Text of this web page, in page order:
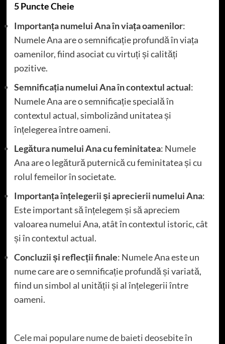
5 Puncte Cheie
Importanța numelui Ana în viața oamenilor:
Numele Ana are o semnificație profundă în viața
oamenilor, fiind asociat cu virtuți și calități
pozitive.
Semnificația numelui Ana în contextul actual:
Numele Ana are o semnificație specială în
contextul actual, simbolizând unitatea și
înțelegerea între oameni.
Legătura numelui Ana cu feminitatea: Numele
Ana are o legătură puternică cu feminitatea și cu
rolul femeilor în societate.
Importanța înțelegerii și aprecierii numelui Ana:
Este important să înțelegem și să apreciem
valoarea numelui Ana, atât în contextul istoric, cât
și în contextul actual.
Concluzii și reflecții finale: Numele Ana este un
nume care are o semnificație profundă și variată,
fiind un simbol al unității și al înțelegerii între
oameni.
Cele mai populare nume de baieti deosebite în